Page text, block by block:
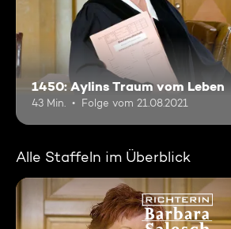
1450: Aylins Traum vom Leben
43 Min. Folge vom 21.08.2021
Alle Staffeln im Überblick